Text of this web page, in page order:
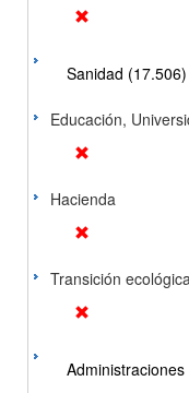
Sanidad (17.506)
Educación,
Hacienda
Transición